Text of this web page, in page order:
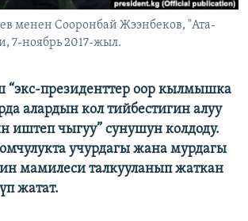
менен Сооронбай Жээнбеков, "Ата-
7-ноябрь 2017-жыл.
“экс-президенттер оор кылмышка
алардын кол тийбестигин алуу
иштеп чыгуу” сунушун колдоду.
учурдагы жана мурдагы
мамилеси талкууланып жаткан
жатат.